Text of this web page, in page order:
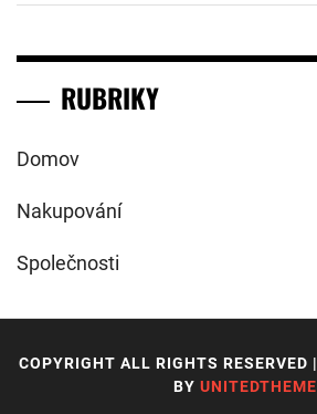
RUBRIKY
Domov
Nakupování
Společnosti
COPYRIGHT ALL RIGHTS RESERVED |
BY UNITEDTHEME